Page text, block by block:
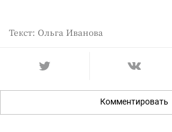
Текст: Ольга Иванова
Комментировать